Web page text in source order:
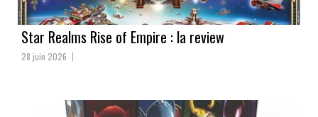
Star Realms Rise of Empire : la review
28 juin 2026